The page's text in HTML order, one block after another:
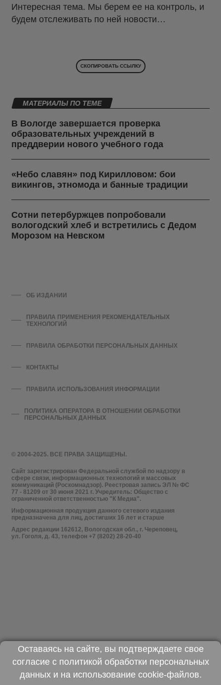
Интересная тема. Мы берем ее на контроль, и
будем отслеживать по ней новости…
СКОПИРОВАТЬ ССЫЛКУ
МАТЕРИАЛЫ ПО ТЕМЕ
В Вологде завершается проверка
образовательных учреждений в
преддверии нового учебного года
«Небо славян» под Кирилловом: бои
викингов, этномода и банные традиции
Сотни петербуржцев попробовали
вологодский хлеб и встретились с Дедом
Морозом на Невском
© 2004-2025. ВСЕ ПРАВА ЗАЩИЩЕНЫ.
Сайт зарегистрирован Федеральной службой по надзору в
сфере связи, информационных технологий и массовых
коммуникаций (Роскомнадзор). Реестровая запись ЭЛ № ФС
77 - 81209 от 30 июня 2021 г. Учредитель: Общество с
ограниченной ответственностью "К Медиа".
Информационная продукция данного сетевого издания
предназначена для лиц, достигших 16 лет и старше
Адрес редакции 162612, Вологодская обл., г. Череповец,
ул. Гоголя, д. 43, телефон +7 (8202) 28-20-40
ОБ ИЗДАНИИ
ПРАВИЛА ПРИМЕНЕНИЯ РЕКОМЕНДАТЕЛЬНЫХ
ТЕХНОЛОГИЙ
ПРАВИЛА ОБРАБОТКИ ПЕРСОНАЛЬНЫХ ДАННЫХ
КОНТАКТЫ
ПРАВИЛА ИСПОЛЬЗОВАНИЯ ИНФОРМАЦИИ
ПОЛИТИКА ОПЕРАТОРА В ОТНОШЕНИИ ОБРАБОТКИ
ПЕРСОНАЛЬНЫХ ДАННЫХ
Оставаясь на сайте, вы подтверждаете свое
согласие с политикой обработки персональных
данныхи на использование cookie-файлов.